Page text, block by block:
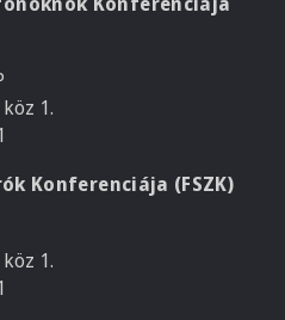
1.
Konferenciája (FSZK)
1.